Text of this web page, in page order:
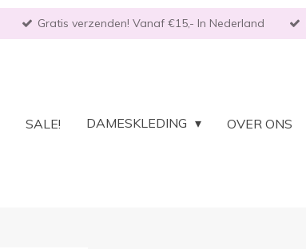
Gratis verzenden! Vanaf €15,- In Nederland
SALE! DAMESKLEDING OVER ONS